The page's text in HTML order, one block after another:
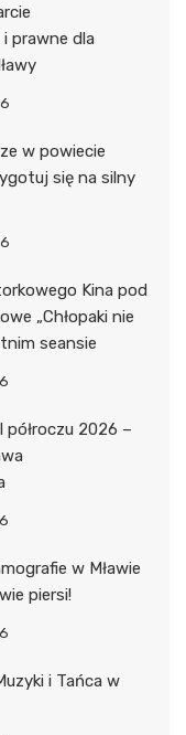
prawne dla
w powiecie
się na silny
Kina pod
„Chłopaki nie
seansie
półroczu 2026 –
w Mławie
piersi!
i Tańca w